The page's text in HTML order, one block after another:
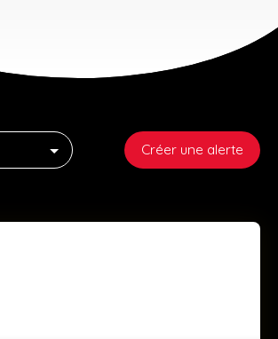
Créer une alerte